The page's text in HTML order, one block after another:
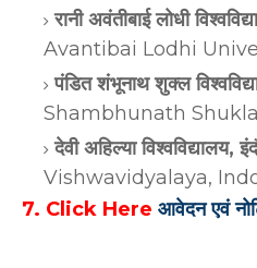
रानी अवंतीबाई लोधी
Avantibai Lodhi
पंडित शंभूनाथ शुक्ल
Shambhunath
देवी अहिल्या विश्वविद्यालय,
Vishwavidyalaya,
7. Click Here आवेदन एवं